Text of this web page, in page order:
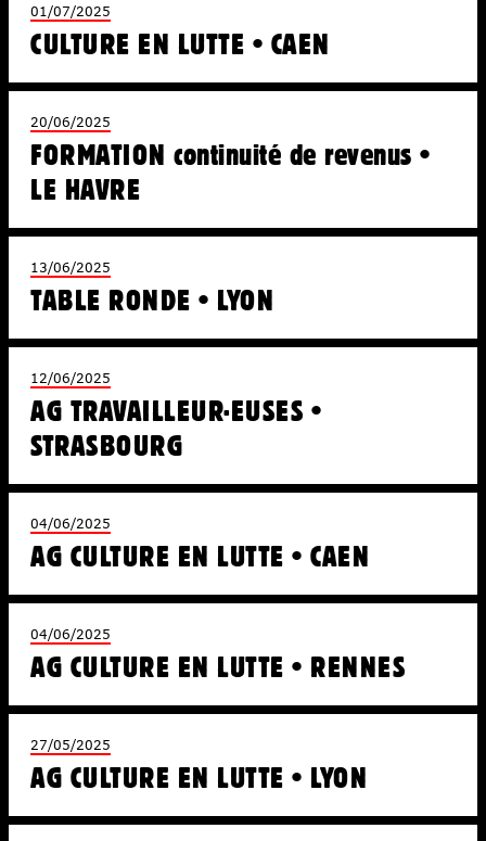
01/07/2025
CULTURE EN LUTTE • CAEN
20/06/2025
FORMATION continuité de revenus •
LE HAVRE
13/06/2025
TABLE RONDE • LYON
12/06/2025
AG TRAVAILLEUR·EUSES •
STRASBOURG
04/06/2025
AG CULTURE EN LUTTE • CAEN
04/06/2025
AG CULTURE EN LUTTE • RENNES
27/05/2025
AG CULTURE EN LUTTE • LYON